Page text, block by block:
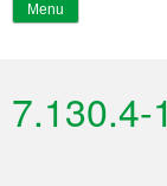
Menu
7.130.4-1